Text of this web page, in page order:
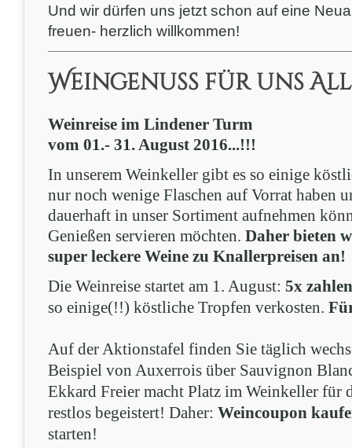
Und wir dürfen uns jetzt schon auf eine
freuen- herzlich willkommen!
Weingenuss für uns
Weinreise im Lindener Turm
vom 01.- 31. August 2016...!!!
In unserem Weinkeller gibt es so einige
nur noch wenige Flaschen auf Vorrat haben
dauerhaft in unser Sortiment aufnehmen
Genießen servieren möchten. Daher bieten
super leckere Weine zu Knallerpreisen an!
Die Weinreise startet am 1. August: 5x
so einige(!!) köstliche Tropfen verkosten.
Auf der Aktionstafel finden Sie täglich
Beispiel von Auxerrois über Sauvignon
Ekkard Freier macht Platz im Weinkeller für
restlos begeistert! Daher: Weincoupon
starten!